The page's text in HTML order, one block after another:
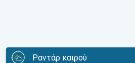
Ραντάρ καιρού